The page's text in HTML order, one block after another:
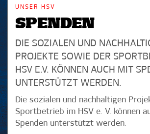
UNSER HSV
SPENDEN
DIE SOZIALEN UND
PROJEKTE SOWIE DER
HSV E.V. KÖNNEN AUCH MIT
UNTERSTÜTZT WERDEN.
Die sozialen und nachhaltigen
Sportbetrieb im HSV e. V. können
Spenden unterstützt werden.